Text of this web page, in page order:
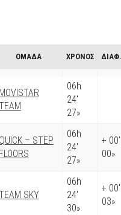
ΟΜΑΔΑ ΧΡΟΝΟΣ ΔΙΑΦ.
MOVISTAR
06h
24′
27»
QUICK – STEP
FLOORS
06h
24′
27»
+ 00′
00»
SKY
06h
24′
30»
+ 00′
03»